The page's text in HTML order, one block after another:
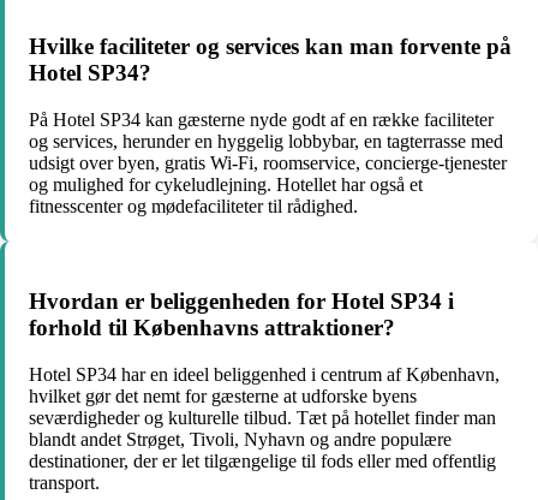
Hvilke faciliteter og services kan man forvente på
Hotel SP34?
På Hotel SP34 kan gæsterne nyde godt af en række faciliteter
og services, herunder en hyggelig lobbybar, en tagterrasse med
udsigt over byen, gratis Wi-Fi, roomservice, concierge-tjenester
og mulighed for cykeludlejning. Hotellet har også et
fitnesscenter og mødefaciliteter til rådighed.
Hvordan er beliggenheden for Hotel SP34 i
forhold til Københavns attraktioner?
Hotel SP34 har en ideel beliggenhed i centrum af København,
hvilket gør det nemt for gæsterne at udforske byens
seværdigheder og kulturelle tilbud. Tæt på hotellet finder man
blandt andet Strøget, Tivoli, Nyhavn og andre populære
destinationer, der er let tilgængelige til fods eller med offentlig
transport.